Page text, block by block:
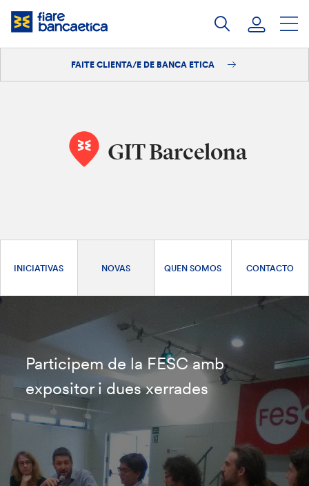
Saltar
FAITE CLIENTA/E DE BANCA ETICA
GIT Barcelona
INICIATIVAS NOVAS QUEN SOMOS CONTACTO
Participem de la FESC amb
expositor i dues xerrades